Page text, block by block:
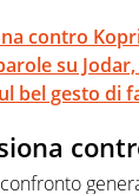
contro
su
bel gesto di